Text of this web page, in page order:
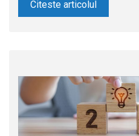
Citeste articolul